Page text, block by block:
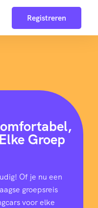
Registreren
Groep
Of je nu een
groepsreis
voor elke